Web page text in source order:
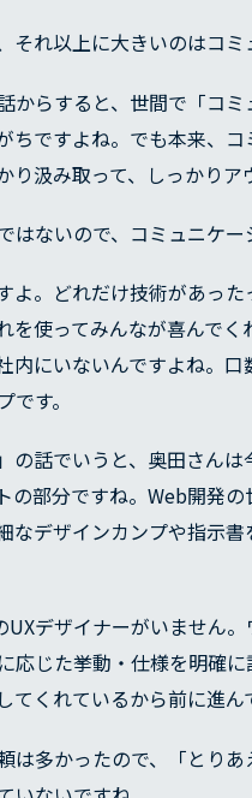
それ以上に大きいのはコ
からすると、世間で「コ
ちですよね。でも本来、
り汲み取って、しっかり
はないので、コミュニケ
よ。どれだけ技術があっ
を使ってみんなが喜んで
内にいないんですよね。
す。
の話でいうと、奥田さん
の部分ですね。Web開発
なデザインカンプや指示
デザイナーがいません
応じた挙動・仕様を明確
くれているから前に進ん
は多かったので、「とり